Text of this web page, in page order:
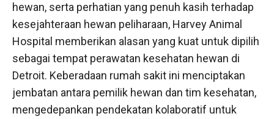
hewan, serta perhatian yang penuh kasih terhadap
kesejahteraan hewan peliharaan, Harvey Animal
Hospital memberikan alasan yang kuat untuk dipilih
sebagai tempat perawatan kesehatan hewan di
Detroit. Keberadaan rumah sakit ini menciptakan
jembatan antara pemilik hewan dan tim kesehatan,
mengedepankan pendekatan kolaboratif untuk